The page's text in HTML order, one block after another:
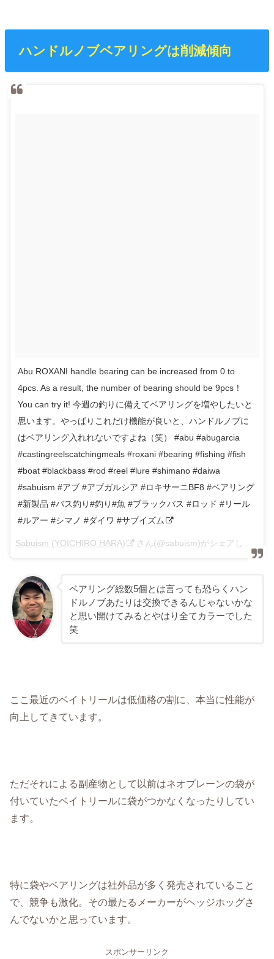
ハンドルノブベアリングは削減傾向
Abu ROXANI handle bearing can be increased from 0 to
4pcs. As a result, the number of bearing should be 9pcs！
You can try it! 今週の釣りに備えてベアリングを増やしたいと
思います。やっぱりこれだけ機能が良いと、ハンドルノブに
はベアリング入れれないですよね（笑） #abu #abugarcia
#castingreelscatchingmeals #roxani #bearing #fishing #fish
#boat #blackbass #rod #reel #lure #shimano #daiwa
#sabuism #アブ #アブガルシア #ロキサーニBF8 #ベアリング
#新製品 #バス釣り#釣り#魚 #ブラックバス #ロッド #リール
#ルアー #シマノ #ダイワ #サブイズム
Sabuism (YOICHIRO HARA) さん(@sabuism)がシェアした投稿 –
ベアリング総数5個とは言っても恐らくハン
ドルノブあたりは交換できるんじゃないかな
と思い開けてみるとやはり全てカラーでした
笑
ここ最近のベイトリールは低価格の割に、本当に性能が
向上してきています。
ただそれによる副産物として以前はネオプレーンの袋が
付いていたベイトリールに袋がつかなくなったりしてい
ます。
特に袋やベアリングは社外品が多く発売されていること
で、競争も激化。その最たるメーカーがヘッジホッグさ
んでないかと思っています。
スポンサーリンク